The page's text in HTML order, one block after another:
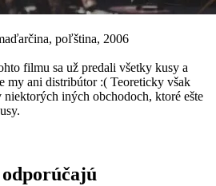
poľština, 2006
filmu sa už predali všetky kusy a
my ani distribútor :( Teoreticky však
iných obchodoch, ktoré ešte